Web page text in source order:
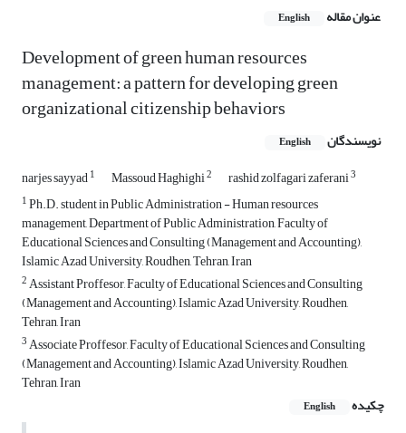
عنوان مقاله English
Development of green human resources
management: a pattern for developing green
organizational citizenship behaviors
نویسندگان English
narjes sayyad1 Massoud Haghighi2 rashid zolfagari zaferani3
1Ph.D. student in Public Administration - Human resources
management, Department of Public Administration, Faculty of
Educational Sciences and Consulting (Management and Accounting),
Islamic Azad University, Roudhen, Tehran, Iran
2Assistant Proffesor, Faculty of Educational Sciences and Consulting
(Management and Accounting), Islamic Azad University, Roudhen,
Tehran, Iran
3Associate Proffesor, Faculty of Educational Sciences and Consulting
(Management and Accounting), Islamic Azad University, Roudhen,
Tehran, Iran
چکیده
English